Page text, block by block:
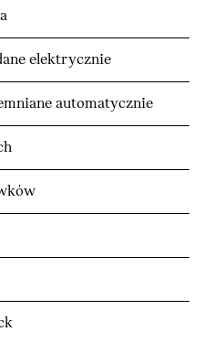
elektrycznie
automatycznie